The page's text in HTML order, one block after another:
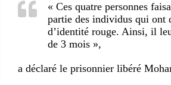
« Ces quatre personnes
partie des individus qui ont
d’identité rouge. Ainsi, il
de 3 mois »,
a déclaré le prisonnier libéré